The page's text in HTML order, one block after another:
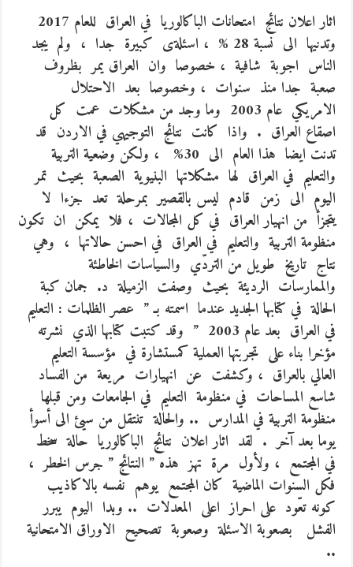
وتدنيها الى نسبة 28 % ، اسئلةى كبيرة جدا ، ولم يجد
الناس اجوبة شافية ، خصوصا وان العراق يمر بظروف
صعبة جدا منذ سنوات ، وخصوصا بعد الاحتلال
الامريكي عام 2003 وما وجد من مشكلات عمت كل
اصقاع العراق . واذا كانت نتائج التوجيهي في الاردن قد
تدنت ايضا هذا العام الى 30% ، ولكن وضعية التربية
والتعليم في العراق لها مشكلاتها البنيوية الصعبة بحيث تمر
اليوم الى زمن قادم ليس بالقصير بمرحلة تعد جزءا لا
يتجزأ من انهيار العراق في كل المجالات ، فلا يمكن ان تكون
منظومة التربية والتعليم في العراق في احسن حالاتها ، وهي
نتاج تاريخ طويل من التردّي والسياسات الخاطئة
والممارسات الرديئة بحيث وصفت الزميلة د. جمان كبة
الحالة في كتابها الجديد عندما اسمته بـ ” عصر الظلمات : التعليم
في العراق بعد عام 2003 ” وقد كتبت كتابها الذي نشرته
مؤخرا بناء على تجربتها العملية كمستشارة في مؤسسة التعليم
العالي بالعراق ، وكشفت عن انهيارات مريعة من الفساد
شاسع المساحات في منظومة التعليم في الجامعات ومن قبلها
منظومة التربية في المدارس .. والحالة تنتقل من سيئ الى أسوأ
يوما بعد آخر . لقد اثار اعلان نتائج الباكالوريا حالة سخط
في المجتمع ، ولأول مرة تهز هذه ” النتائج ” جرس الخطر ،
فكل السنوات الماضية كان المجتمع يوهم نفسه بالاكاذيب
كونه تعّود على احراز اعلى المعدلات .. وبدا اليوم يبرر
الفشل بصعوبة الاسئلة وصعوبة تصحيح الاوراق الامتحانية
..